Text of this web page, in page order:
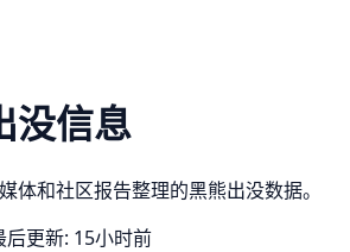
没信息
体和社区报告整理的黑熊出没数据。
后更新: 15小时前